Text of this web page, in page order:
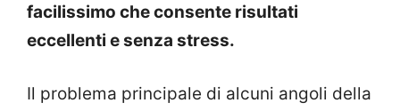
facilissimo che consente risultati
eccellenti e senza stress.
Il problema principale di alcuni angoli della